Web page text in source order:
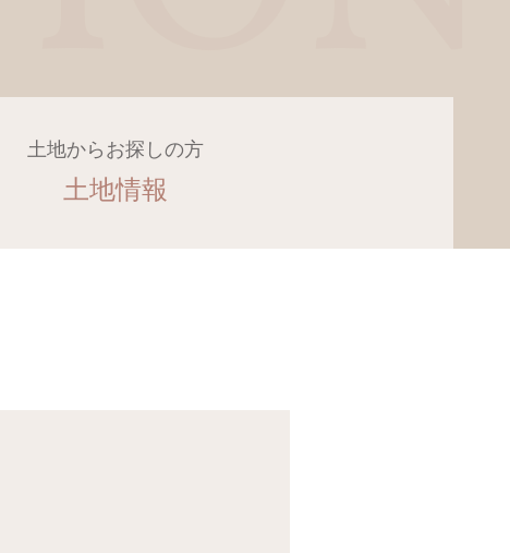
土地からお探しの方
土地情報